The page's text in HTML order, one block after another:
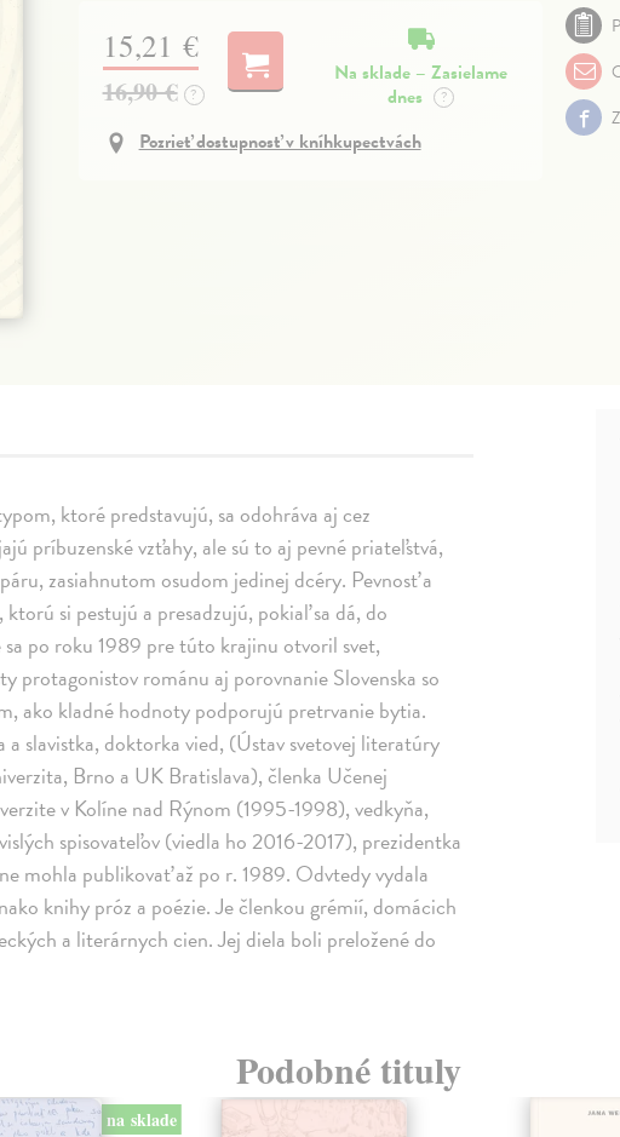
15,21 €
16,90 € ?
Na sklade – Zasielame
dnes
?
Pozrieť dostupnosť v kníhkupectvách
ktoré predstavujú, sa odohráva aj cez
príbuzenské vzťahy, ale sú to aj pevné priateľstvá,
zasiahnutom osudom jedinej dcéry. Pevnosť a
si pestujú a presadzujú, pokiaľ sa dá, do
po roku 1989 pre túto krajinu otvoril svet,
protagonistov románu aj porovnanie Slovenska so
ako kladné hodnoty podporujú pretrvanie bytia.
slavistka, doktorka vied, (Ústav svetovej literatúry
Brno a UK Bratislava), členka Učenej
v Kolíne nad Rýnom (1995-1998), vedkyňa,
spisovateľov (viedla ho 2016-2017), prezidentka
publikovať až po r. 1989. Odvtedy vydala
knihy próz a poézie. Je členkou grémií, domácich
a literárnych cien. Jej diela boli preložené do
Podobné tituly
na sklade